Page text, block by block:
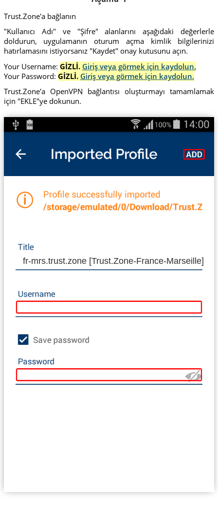
Trust.Zone'a bağlanın
"Kullanıcı Adı" ve "Şifre" alanlarını aşağıdaki değerlerle
doldurun, uygulamanın oturum açma kimlik bilgilerinizi
hatırlamasını istiyorsanız "Kaydet" onay kutusunu açın.
Your Username: GİZLİ. Giriş veya görmek için kaydolun.
Your Password: GİZLİ. Giriş veya görmek için kaydolun.
Trust.Zone'a OpenVPN bağlantısı oluşturmayı tamamlamak
için "EKLE"ye dokunun.
fr-mrs.trust.zone [Trust.Zone-France-Marseille]